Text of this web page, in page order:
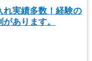
実績多数！経験の
あります。